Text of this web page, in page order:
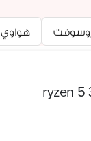
هواوي